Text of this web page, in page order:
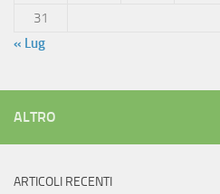
31
« Lug
ALTRO
ARTICOLI RECENTI